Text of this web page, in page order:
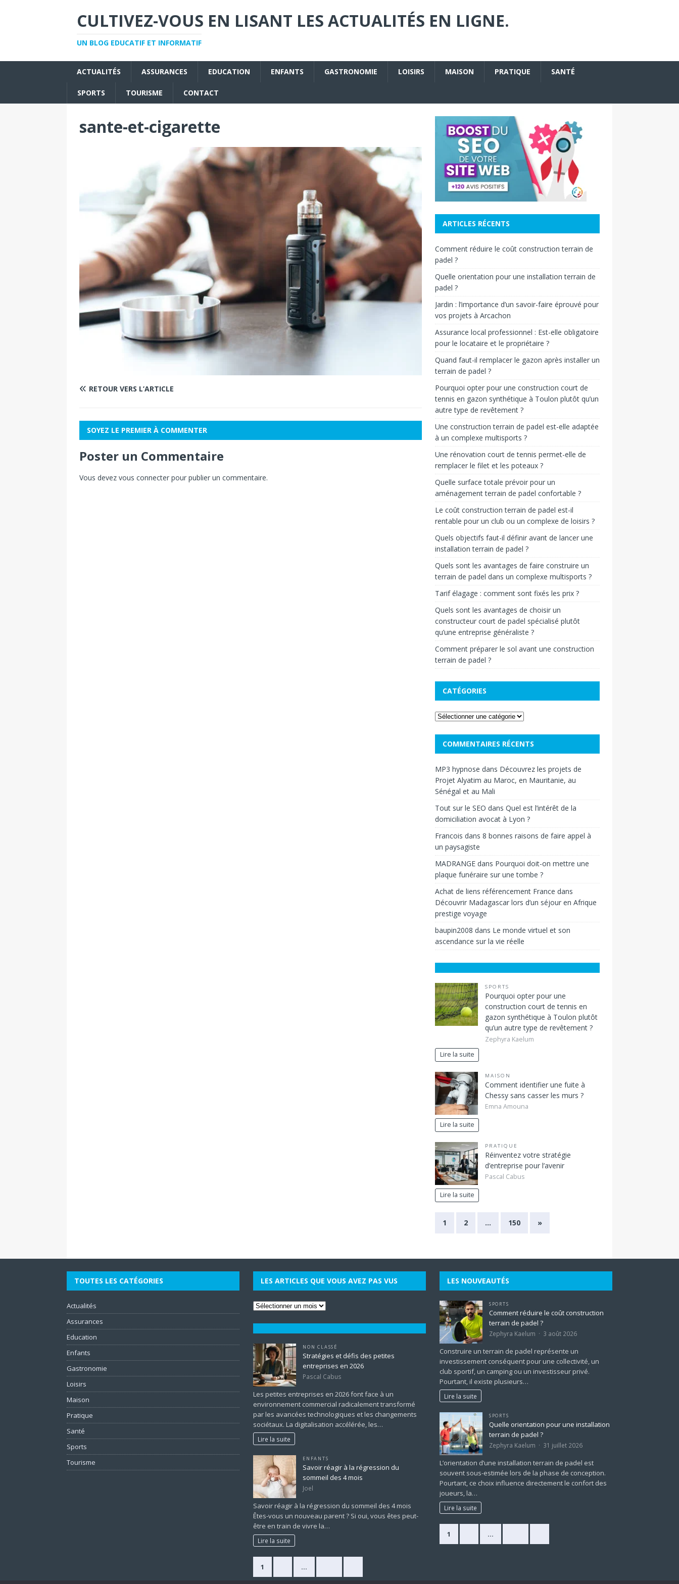
CULTIVEZ-VOUS EN LISANT LES ACTUALITÉS EN LIGNE.
UN BLOG EDUCATIF ET INFORMATIF
ACTUALITÉS ASSURANCES EDUCATION ENFANTS GASTRONOMIE LOISIRS MAISON PRATIQUE SANTÉ
SPORTS TOURISME CONTACT
sante-et-cigarette
RETOUR VERS L’ARTICLE
SOYEZ LE PREMIER À COMMENTER
Poster un Commentaire
Vous devez vous connecter pour publier un commentaire.
ARTICLES RÉCENTS
Comment réduire le coût construction terrain de
padel ?
Quelle orientation pour une installation terrain de
padel ?
Jardin : l’importance d’un savoir-faire éprouvé pour
vos projets à Arcachon
Assurance local professionnel : Est-elle obligatoire
pour le locataire et le propriétaire ?
Quand faut-il remplacer le gazon après installer un
terrain de padel ?
Pourquoi opter pour une construction court de
tennis en gazon synthétique à Toulon plutôt qu’un
autre type de revêtement ?
Une construction terrain de padel est-elle adaptée
à un complexe multisports ?
Une rénovation court de tennis permet-elle de
remplacer le filet et les poteaux ?
Quelle surface totale prévoir pour un
aménagement terrain de padel confortable ?
Le coût construction terrain de padel est-il
rentable pour un club ou un complexe de loisirs ?
Quels objectifs faut-il définir avant de lancer une
installation terrain de padel ?
Quels sont les avantages de faire construire un
terrain de padel dans un complexe multisports ?
Tarif élagage : comment sont fixés les prix ?
Quels sont les avantages de choisir un
constructeur court de padel spécialisé plutôt
qu’une entreprise généraliste ?
Comment préparer le sol avant une construction
terrain de padel ?
CATÉGORIES
COMMENTAIRES RÉCENTS
MP3 hypnose dans Découvrez les projets de
Projet Alyatim au Maroc, en Mauritanie, au
Sénégal et au Mali
Tout sur le SEO dans Quel est l’intérêt de la
domiciliation avocat à Lyon ?
Francois dans 8 bonnes raisons de faire appel à
un paysagiste
MADRANGEdans Pourquoi doit-on mettre une
plaque funéraire sur une tombe ?
Achat de liens référencement France dans
Découvrir Madagascar lors d’un séjour en Afrique
prestige voyage
baupin2008 dans Le monde virtuel et son
ascendance sur la vie réelle
SPORTS
Pourquoi opter pour une
construction court de tennis en
gazon synthétique à Toulon plutôt
qu’un autre type de revêtement ?
Zephyra Kaelum
Lire la suite
MAISON
Comment identifier une fuite à
Chessy sans casser les murs ?
Emna Amouna
Lire la suite
PRATIQUE
Réinventez votre stratégie
d’entreprise pour l’avenir
Pascal Cabus
Lire la suite
1 2 … 150 »
TOUTES LES CATÉGORIES
Actualités
Assurances
Education
Enfants
Gastronomie
Loisirs
Maison
Pratique
Santé
Sports
Tourisme
LES ARTICLES QUE VOUS AVEZ PAS VUS
NON CLASSÉ
Stratégies et défis des petites
entreprises en 2026
Pascal Cabus
Les petites entreprises en 2026 font face à un
environnement commercial radicalement transformé
par les avancées technologiques et les changements
sociétaux. La digitalisation accélérée, les…
Lire la suite
ENFANTS
Savoir réagir à la régression du
sommeil des 4 mois
Joel
Savoir réagir à la régression du sommeil des 4 mois
Êtes-vous un nouveau parent ? Si oui, vous êtes peut-
être en train de vivre la…
Lire la suite
1 …
LES NOUVEAUTÉS
SPORTS
Comment réduire le coût construction
terrain de padel ?
Zephyra Kaelum 3 août 2026
Construire un terrain de padel représente un
investissement conséquent pour une collectivité, un
club sportif, un camping ou un investisseur privé.
Pourtant, il existe plusieurs…
Lire la suite
SPORTS
Quelle orientation pour une installation
terrain de padel ?
Zephyra Kaelum 31 juillet 2026
L’orientation d’une installation terrain de padel est
souvent sous-estimée lors de la phase de conception.
Pourtant, ce choix influence directement le confort des
joueurs, la…
Lire la suite
1 …